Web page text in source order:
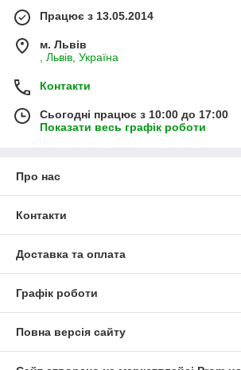
Працює з 13.05.2014
м. Львів
, Львів, Україна
Контакти
Сьогодні працює з 10:00 до 17:00
Показати весь графік роботи
Про нас
Контакти
Доставка та оплата
Графік роботи
Повна версія сайту